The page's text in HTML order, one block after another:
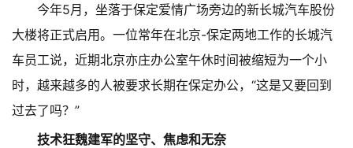
今年5月，坐落于保定爱情广场旁边的新长城汽车股份
大楼将正式启用。一位常年在北京-保定两地工作的长城汽
车员工说，近期北京亦庄办公室午休时间被缩短为一个小
时，越来越多的人被要求长期在保定办公，“这是又要回到
过去了吗？”
技术狂魏建军的坚守、焦虑和无奈